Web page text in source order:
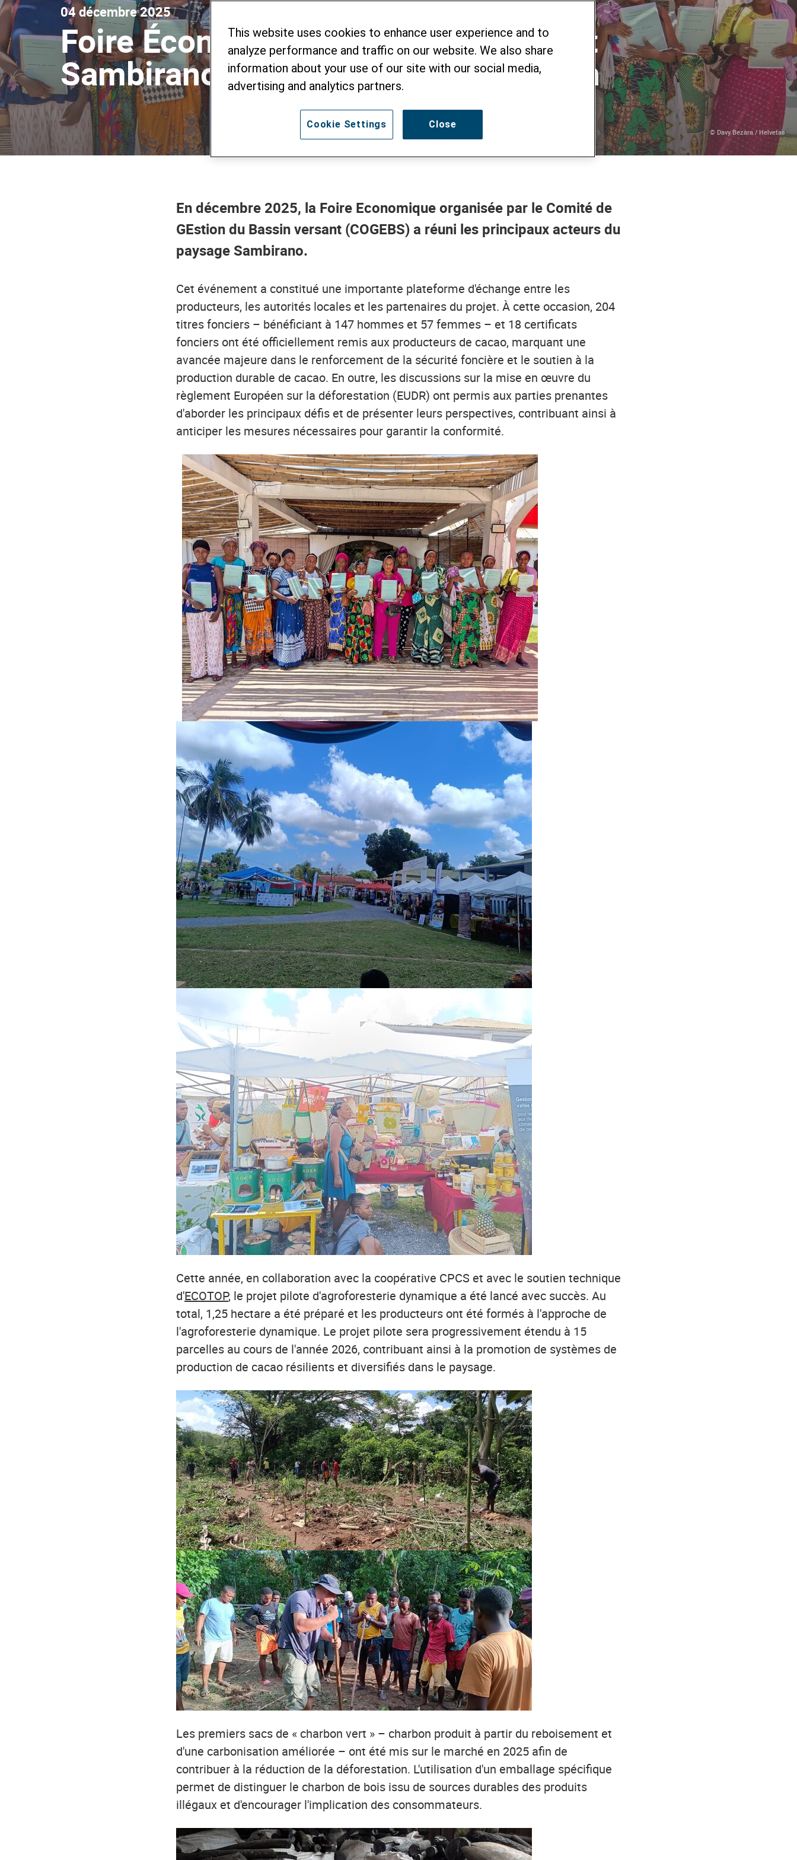
04 décembre 2025
Foire Économique du Bassin Versant
Sambirano (FEBS) - Première édition
© Davy Bezara / Helvetas
En décembre 2025, la Foire Economique organisée par le Comité de
GEstion du Bassin versant (COGEBS) a réuni les principaux acteurs du
paysage Sambirano.
Cet événement a constitué une importante plateforme d'échange entre les
producteurs, les autorités locales et les partenaires du projet. À cette occasion, 204
titres fonciers – bénéficiant à 147 hommes et 57 femmes – et 18 certificats
fonciers ont été officiellement remis aux producteurs de cacao, marquant une
avancée majeure dans le renforcement de la sécurité foncière et le soutien à la
production durable de cacao. En outre, les discussions sur la mise en œuvre du
règlement Européen sur la déforestation (EUDR) ont permis aux parties prenantes
d'aborder les principaux défis et de présenter leurs perspectives, contribuant ainsi à
anticiper les mesures nécessaires pour garantir la conformité.
Cette année, en collaboration avec la coopérative CPCS et avec le soutien technique
d'ECOTOP, le projet pilote d'agroforesterie dynamique a été lancé avec succès. Au
total, 1,25 hectare a été préparé et les producteurs ont été formés à l'approche de
l'agroforesterie dynamique. Le projet pilote sera progressivement étendu à 15
parcelles au cours de l'année 2026, contribuant ainsi à la promotion de systèmes de
production de cacao résilients et diversifiés dans le paysage.
Les premiers sacs de « charbon vert » – charbon produit à partir du reboisement et
d'une carbonisation améliorée – ont été mis sur le marché en 2025 afin de
contribuer à la réduction de la déforestation. L'utilisation d'un emballage spécifique
permet de distinguer le charbon de bois issu de sources durables des produits
illégaux et d'encourager l'implication des consommateurs.
This website uses cookies to enhance user experience and to
analyze performance and traffic on our website. We also share
information about your use of our site with our social media,
advertising and analytics partners.
Close
Cookie Settings